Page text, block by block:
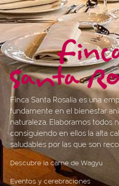
Finca Santa Rosalía es una
fundamente en el bienestar
naturaleza. Elaboramos todos
consiguiendo en ellos la alta
saludables por las que son
Descubre la carne de Wagyu
Eventos y cerebraciones